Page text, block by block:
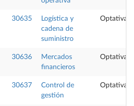
30635
Logística y
cadena de
suministro
Optativa
30636
Mercados
financieros
Optativa
30637
Control de
gestión
Optativa